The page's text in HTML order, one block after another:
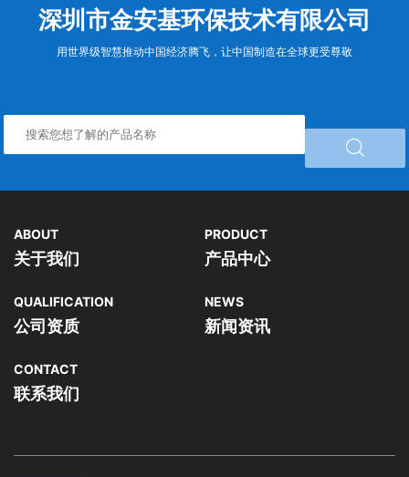
深圳市金安基环保技术有限公司
用世界级智慧推动中国经济腾飞，让中国制造在全球更受尊敬

ABOUT
关于我们
PRODUCT
产品中心
QUALIFICATION
公司资质
NEWS
新闻资讯
CONTACT
联系我们